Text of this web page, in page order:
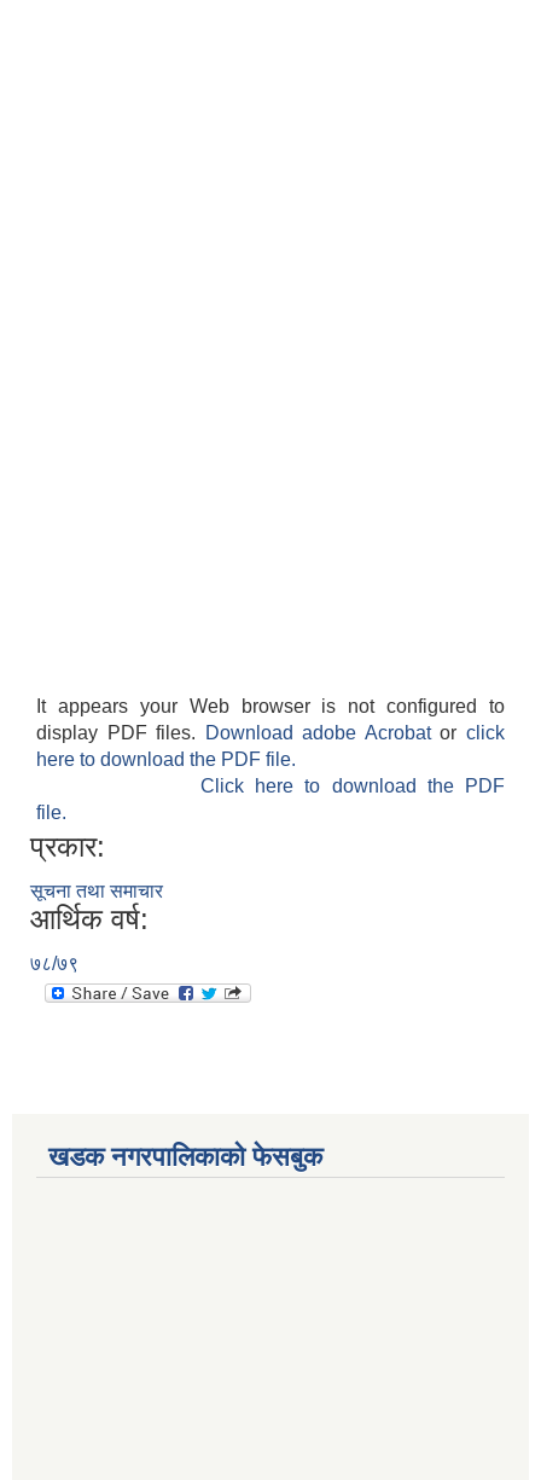
It appears your Web browser is not configured to
display PDF files.
Download adobe Acrobatorclick
here to download the PDF file.
Click here to download the PDF
file.
प्रकार:
सूचना तथा समाचार
आर्थिक वर्ष:
७८/७९
खडक नगरपालिकाको फेसबुक